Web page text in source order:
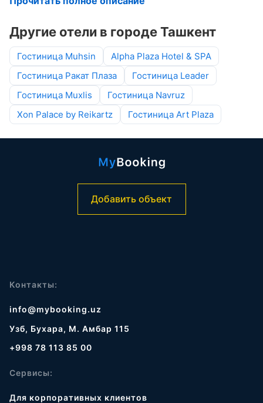
Другие отели в городе Ташкент
Гостиница Muhsin
Alpha Plaza Hotel & SPA
Гостиница Ракат Плаза
Гостиница Leader
Гостиница Muxlis
Гостиница Navruz
Xon Palace by Reikartz
Гостиница Art Plaza
Добавить объект
Контакты:
info@mybooking.uz
Узб, Бухара, М. Амбар 115
+998 78 113 85 00
Сервисы:
Для корпоративных клиентов